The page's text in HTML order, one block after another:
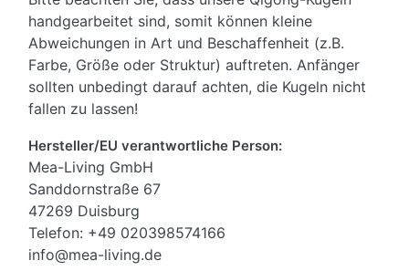
handgearbeitet sind, somit können kleine
Abweichungen in Art und Beschaffenheit (z.B.
Farbe, Größe oder Struktur) auftreten. Anfänger
sollten unbedingt darauf achten, die Kugeln nicht
fallen zu lassen!
Hersteller/EU verantwortliche Person:
Mea-Living GmbH
Sanddornstraße 67
47269 Duisburg
Telefon: +49 020398574166
info@mea-living.de